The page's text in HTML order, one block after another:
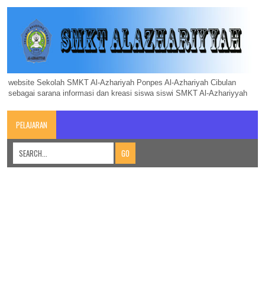
website Sekolah SMKT Al-Azhariyah Ponpes Al-Azhariyah Cibulan
sebagai sarana informasi dan kreasi siswa siswi SMKT Al-Azhariyyah
PELAJARAN